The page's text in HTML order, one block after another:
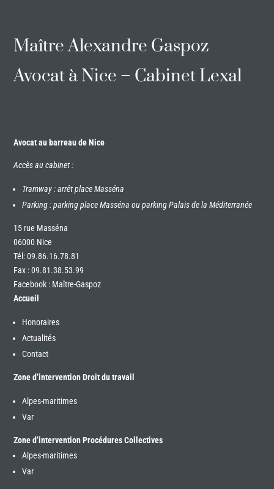
Maître Alexandre Gaspoz
Avocat à Nice – Cabinet Lexal
Avocat au barreau de Nice
Accès au cabinet :
Tramway : arrêt place Masséna
Parking : parking place Masséna ou parking Palais de la Méditerranée
15 rue Masséna
06000 Nice
Tél:09.86.16.78.81
Fax : 09.81.38.53.99
Facebook : Maître-Gaspoz
Accueil
Honoraires
Actualités
Contact
Zone d’intervention Droit du travail
Alpes-maritimes
Var
Zone d’intervention Procédures Collectives
Alpes-maritimes
Var